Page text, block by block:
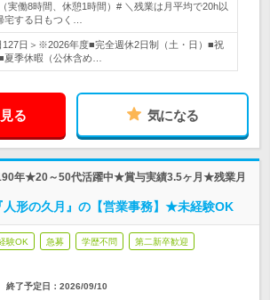
実働8時間、休憩1時間）# ＼残業は月平均で20h以
宅する日もつく…
127日＞※2026年度■完全週休2日制（土・日）■祝
夏季休暇（公休含め…
る 気になる
年★20～50代活躍中★賞与実績3.5ヶ月★残業月
人形の久月』の【営業事務】★未経験OK
験OK 急募 学歴不問 第二新卒歓迎
終了予定日： 2026/09/10